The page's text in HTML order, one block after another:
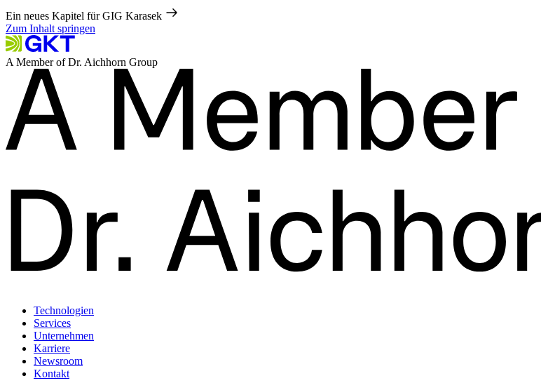
Ein neues Kapitel für GIG Karasek
Zum Inhalt springen
A Member of Dr. Aichhorn Group
Technologien
Services
Unternehmen
Karriere
Newsroom
Kontakt